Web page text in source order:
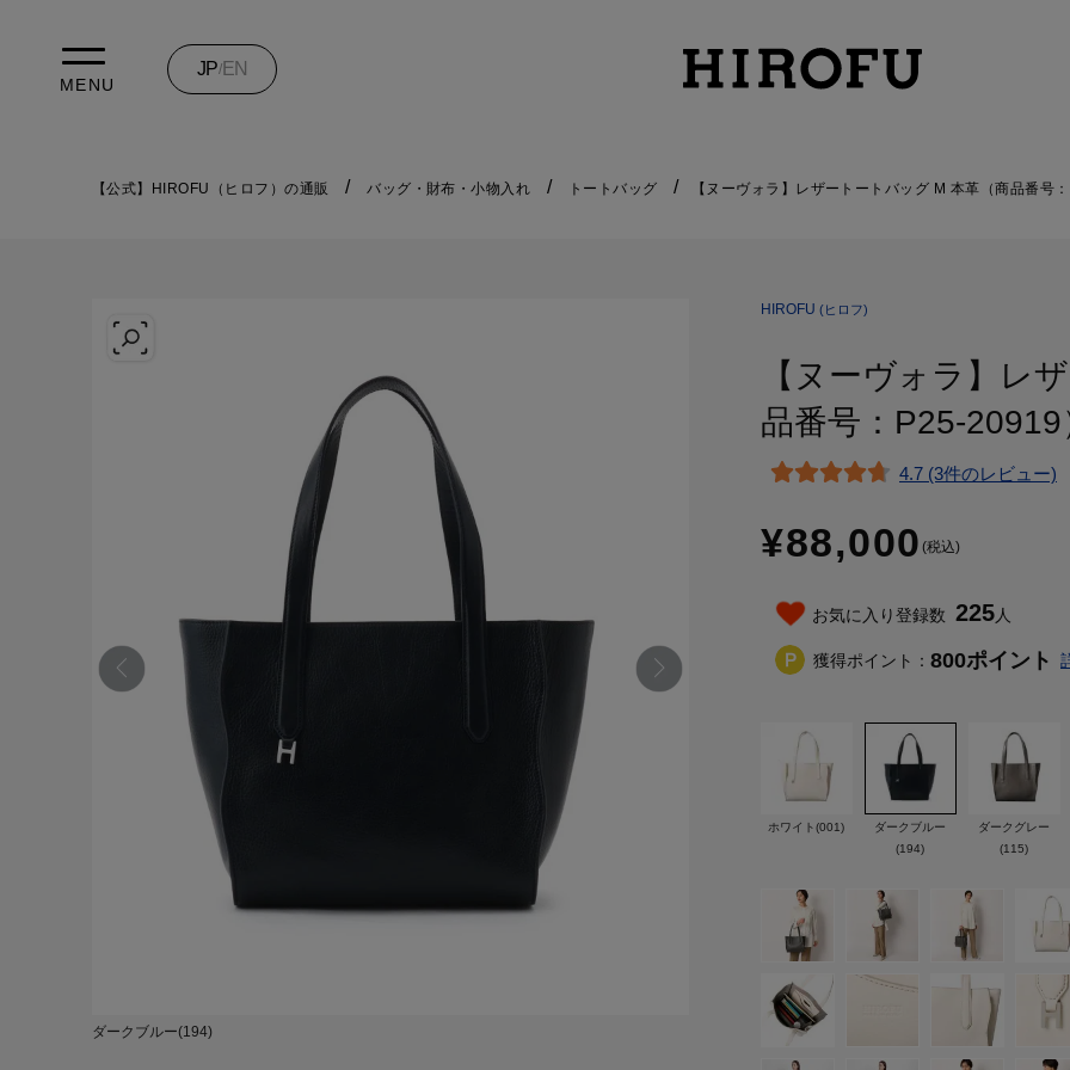
MENU
JP/EN
【公式】HIROFU（ヒロフ）の通販 バッグ・財布・小物入れ トートバッグ 【ヌーヴォラ】レザートートバッグ M 本革（商品番号
ダークブルー(194)
HIROFU (ヒロフ)
【ヌーヴォラ】レ
品番号：P25-20919
4.7 (3件のレビュー)
¥88,000 (税込)
お気に入り登録数 225人
獲得ポイント： 800ポイント
ホワイト(001)
ダークブルー
(194)
ダークグレー
(115)